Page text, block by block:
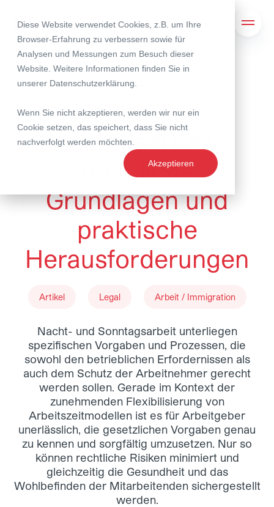
Diese Website verwendet Cookies, z.B. um Ihre
Browser-Erfahrung zu verbessern sowie für
Analysen und Messungen zum Besuch dieser
Website. Weitere Informationen finden Sie in
unserer Datenschutzerklärung
Wenn Sie nicht akzeptieren, werden wir nur ein
Cookie setzen, das speichert, dass Sie nicht
nachverfolgt werden möchten.
Akzeptieren
Suche
16. Juli 2025
Nacht- und
Sonntagsarbeit –
rechtliche
Grundlagen und
praktische
Herausforderungen
Artikel Legal Arbeit / Immigration
Nacht- und Sonntagsarbeit unterliegen
spezifischen Vorgaben und Prozessen, die
sowohl den betrieblichen Erfordernissen als
auch dem Schutz der Arbeitnehmer gerecht
werden sollen. Gerade im Kontext der
zunehmenden Flexibilisierung von
Arbeitszeitmodellen ist es für Arbeitgeber
unerlässlich, die gesetzlichen Vorgaben genau
zu kennen und sorgfältig umzusetzen. Nur so
können rechtliche Risiken minimiert und
gleichzeitig die Gesundheit und das
Wohlbefinden der Mitarbeitenden sichergestellt
werden.